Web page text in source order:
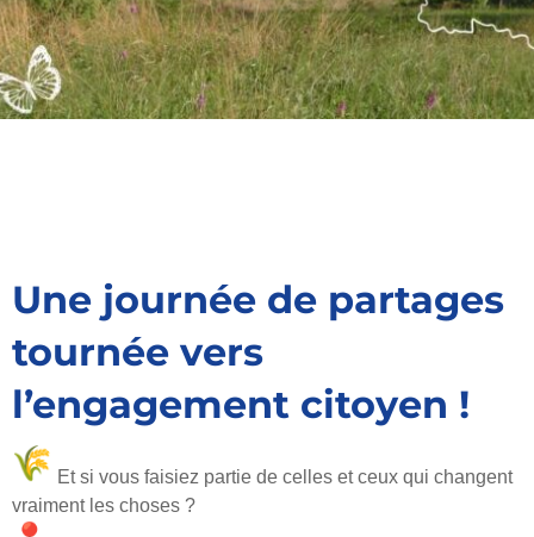
Une journée de partages
tournée vers
l’engagement citoyen !
Et si vous faisiez partie de celles et ceux qui changent
vraiment les choses ?